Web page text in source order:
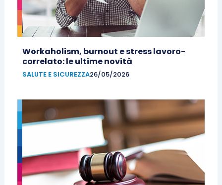
Workaholism, burnout e stress lavoro-
correlato: le ultime novità
SALUTE E SICUREZZA26/05/2026